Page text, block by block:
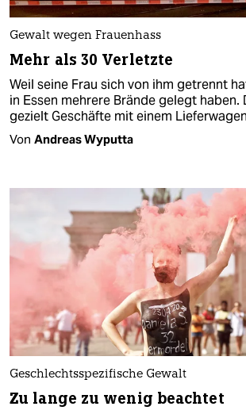
Gewalt wegen Frauenhass
Mehr als 30 Verletzte
Weil seine Frau sich von ihm getrennt
in Essen mehrere Brände gelegt haben.
gezielt Geschäfte mit einem
Von Andreas Wyputta
Geschlechtsspezifische Gewalt
Zu lange zu wenig beachtet